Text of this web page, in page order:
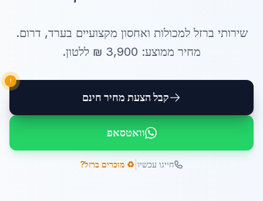
שירותי ברזל למכולות ואחסון מקצועיים בערד, דרום.
מחיר ממוצע: 3,900 ₪ ללטון.
קבל הצעת מחיר חינם
!
וואטסאפ
חייגו עכשיו ♻️ מוכרים ברזל?